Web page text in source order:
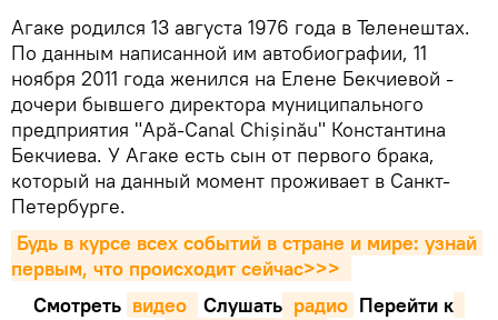
Агаке родился 13 августа 1976 года в Теленештах.
По данным написанной им автобиографии, 11
ноября 2011 года женился на Елене Бекчиевой -
дочери бывшего директора муниципального
предприятия "Apă-Canal Chișinău" Константина
Бекчиева. У Агаке есть сын от первого брака,
который на данный момент проживает в Санкт-
Петербурге.
Будь в курсе всех событий в стране и мире: узнай
первым, что происходит сейчаc>>>
Смотреть видео Cлушать радио Перейти к